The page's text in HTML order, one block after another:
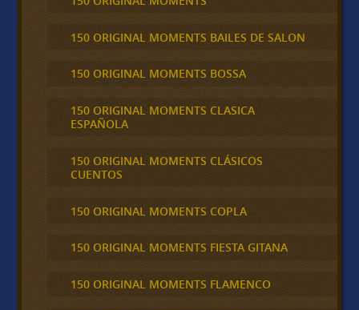
150 ORIGINAL MOMENTS BAILES DE SALON
150 ORIGINAL MOMENTS BOSSA
150 ORIGINAL MOMENTS CLASICA
ESPAÑOLA
150 ORIGINAL MOMENTS CLÁSICOS
CUENTOS
150 ORIGINAL MOMENTS COPLA
150 ORIGINAL MOMENTS FIESTA GITANA
150 ORIGINAL MOMENTS FLAMENCO